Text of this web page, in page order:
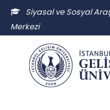
Siyasal ve Sosyal
Merkezi